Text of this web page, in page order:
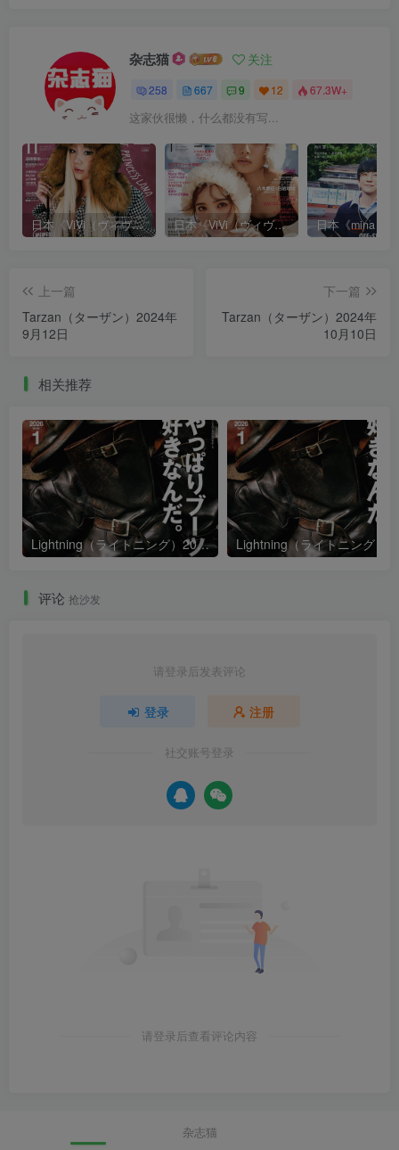
杂志猫 关注
258 667 9 12 67.3W+
这家伙很懒，什么都没有写...
日本《ViVi（ヴィヴィ）》女性流行时尚杂志 PDF电子版【2025年·全年订阅】 日本《ViVi（ヴィヴィ）》女性流行时尚杂志 PDF电子版【2024年·全年订阅】
上一篇
Tarzan（ターザン）2024年
9月12日
下一篇
Tarzan（ターザン）2024年
10月10日
相关推荐
Lightning（ライトニング）2026年1月号
评论 抢沙发
请登录后发表评论
登录 注册
社交账号登录
请登录后查看评论内容
杂志猫